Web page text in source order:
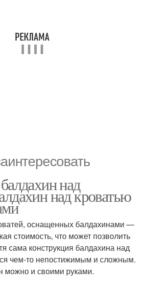
над
над кроватью
оснащенных балдахинами —
стоимость, что может позволить
сама конструкция балдахина над
чем-то непостижимым и сложным.
можно и своими руками.